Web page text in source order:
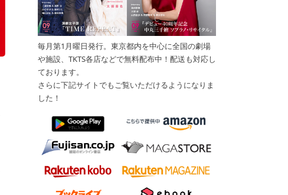
毎月第1月曜日発行。東京都内を中心に全国の劇場
や施設、TKTS各店などで無料配布中！配送も対応し
ております。
さらに下記サイトでもご覧いただけるようになりま
した！